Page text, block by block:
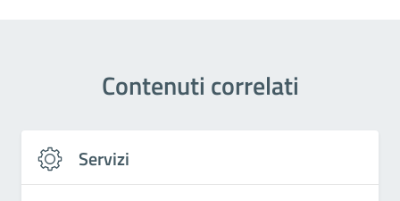
Contenuti correlati
Servizi